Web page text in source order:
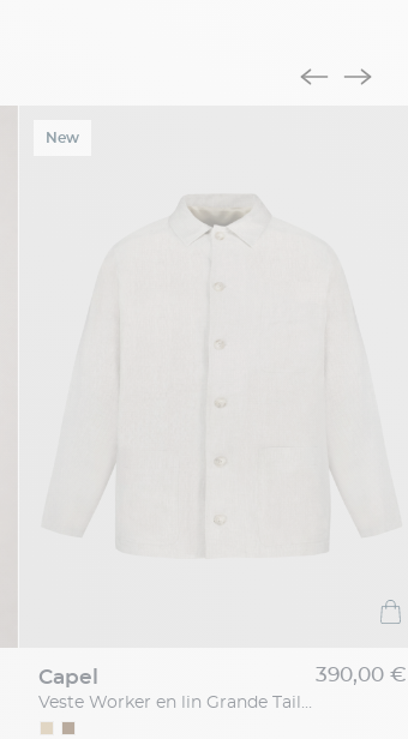
New
capel
Veste Worker en lin Grande Taille Beige
390,00 €